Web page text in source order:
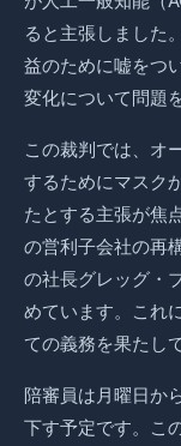
ると主張しました
益のために嘘をつ
変化について問題
この裁判では、オ
するためにマスク
たとする主張が焦
の営利子会社の再
の社長グレッグ・
めています。これ
ての義務を果たし
陪審員は月曜日か
下す予定です。こ